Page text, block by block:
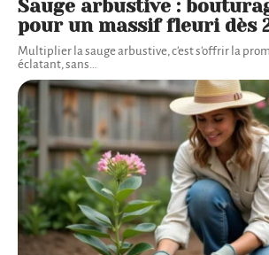
Sauge arbustive :
pour un massif fleuri dès
Multiplier la sauge arbustive, c'est s'offrir la
éclatant, sans…